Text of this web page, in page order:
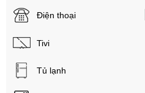
Điện thoại
Tivi
Tủ lạnh